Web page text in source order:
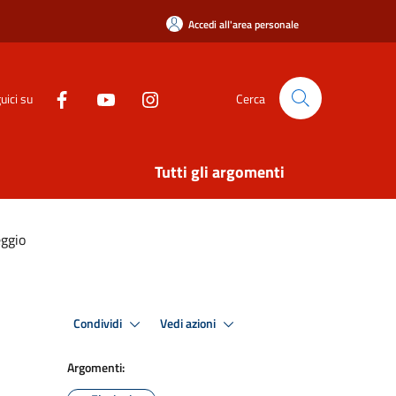
Accedi all'area personale
su Cerca
Tutti gli argomenti
Condividi Vedi azioni
Argomenti: